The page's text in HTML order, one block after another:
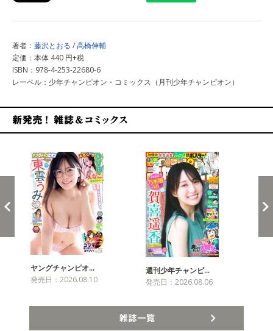
著者： 藤沢とおる /高橋伸輔
定価：本体 440 円+税
ISBN：978-4-253-22680-6
レーベル：少年チャンピオン・コミックス（月刊少年チャンピオン）
ヤングチャンピオ…
発売日：2026.08.10
週刊少年チャンピ…
発売日：2026.08.06